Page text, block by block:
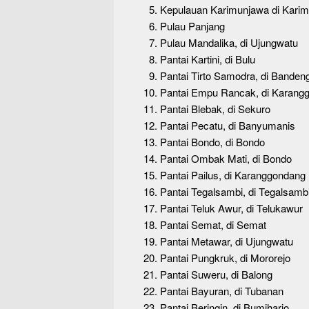
Kepulauan Karimunjawa di
Pulau Panjang
Pulau Mandalika, di Ujungwatu
Pantai Kartini, di Bulu
Pantai Tirto Samodra, di
Pantai Empu Rancak, di
Pantai Blebak, di Sekuro
Pantai Pecatu, di Banyumanis
Pantai Bondo, di Bondo
Pantai Ombak Mati, di Bondo
Pantai Pailus, di Karanggondang
Pantai Tegalsambi, di
Pantai Teluk Awur, di Telukawur
Pantai Semat, di Semat
Pantai Metawar, di Ujungwatu
Pantai Pungkruk, di Mororejo
Pantai Suweru, di Balong
Pantai Bayuran, di Tubanan